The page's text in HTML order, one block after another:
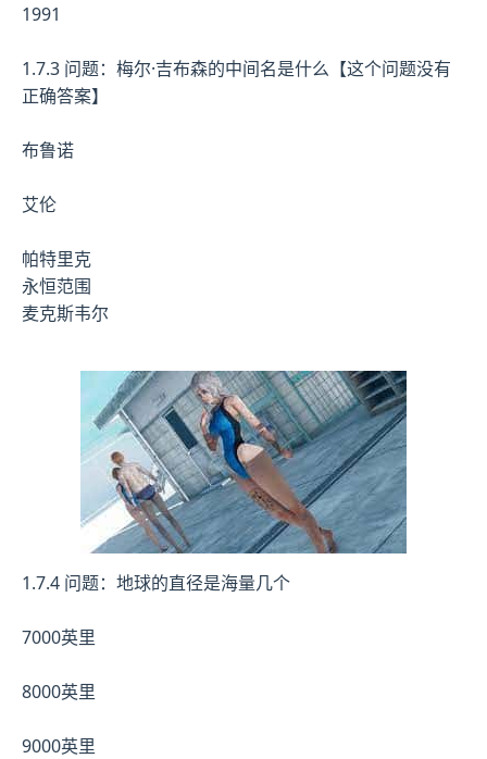
1991
1.7.3 问题：梅尔·吉布森的中间名是什么【这个问题没有
正确答案】
布鲁诺
艾伦
帕特里克
永恒范围
麦克斯韦尔
1.7.4 问题：地球的直径是海量几个
7000英里
8000英里
9000英里